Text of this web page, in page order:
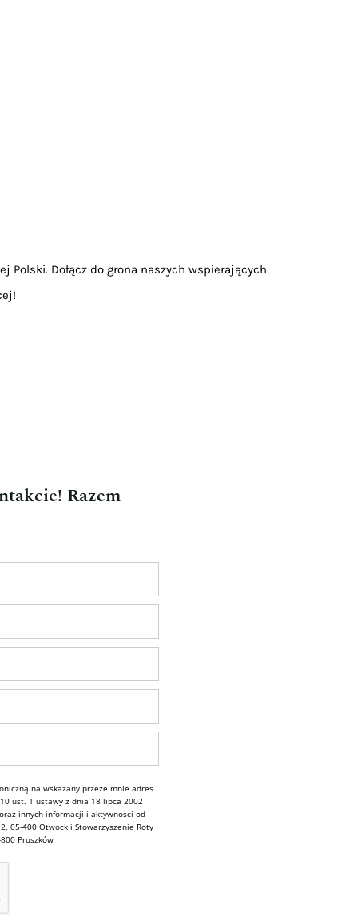
Dołącz do grona naszych wspierających
Razem
na wskazany przeze mnie adres
ust. 1 ustawy z dnia 18 lipca 2002
innych informacji i aktywności od
05-400 Otwock i Stowarzyszenie Roty
Pruszków